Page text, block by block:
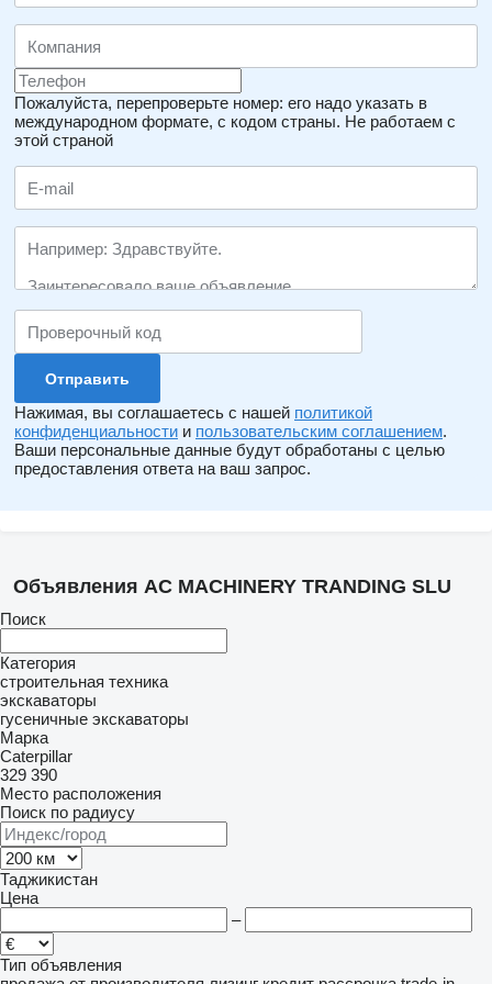
Пожалуйста, перепроверьте номер: его надо указать в
международном формате, с кодом страны. Не работаем с
этой страной
Нажимая, вы соглашаетесь с нашей политикой
конфиденциальности и пользовательским соглашением.
Ваши персональные данные будут обработаны с целью
предоставления ответа на ваш запрос.
Объявления AC MACHINERY TRANDING SLU
Поиск
Категория
строительная техника
экскаваторы
гусеничные экскаваторы
Марка
Caterpillar
329 390
Место расположения
Поиск по радиусу
Таджикистан
Цена
–
Тип объявления